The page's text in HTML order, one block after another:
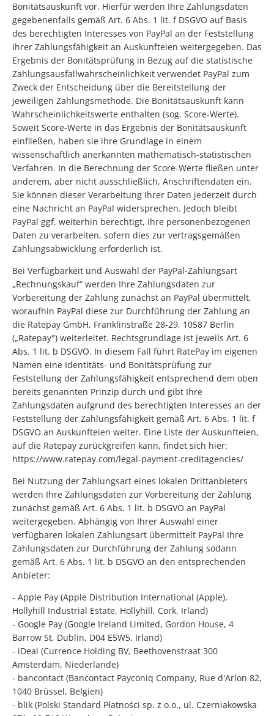
Bonitätsauskunft vor. Hierfür werden Ihre Zahlungsdaten
gegebenenfalls gemäß Art. 6 Abs. 1 lit. f DSGVO auf Basis
des berechtigten Interesses von PayPal an der Feststellung
Ihrer Zahlungsfähigkeit an Auskunfteien weitergegeben. Das
Ergebnis der Bonitätsprüfung in Bezug auf die statistische
Zahlungsausfallwahrscheinlichkeit verwendet PayPal zum
Zweck der Entscheidung über die Bereitstellung der
jeweiligen Zahlungsmethode. Die Bonitätsauskunft kann
Wahrscheinlichkeitswerte enthalten (sog. Score-Werte).
Soweit Score-Werte in das Ergebnis der Bonitätsauskunft
einfließen, haben sie ihre Grundlage in einem
wissenschaftlich anerkannten mathematisch-statistischen
Verfahren. In die Berechnung der Score-Werte fließen unter
anderem, aber nicht ausschließlich, Anschriftendaten ein.
Sie können dieser Verarbeitung Ihrer Daten jederzeit durch
eine Nachricht an PayPal widersprechen. Jedoch bleibt
PayPal ggf. weiterhin berechtigt, Ihre personenbezogenen
Daten zu verarbeiten, sofern dies zur vertragsgemäßen
Zahlungsabwicklung erforderlich ist.
Bei Verfügbarkeit und Auswahl der PayPal-Zahlungsart
„Rechnungskauf“ werden Ihre Zahlungsdaten zur
Vorbereitung der Zahlung zunächst an PayPal übermittelt,
woraufhin PayPal diese zur Durchführung der Zahlung an
die Ratepay GmbH, Franklinstraße 28-29, 10587 Berlin
(„Ratepay") weiterleitet. Rechtsgrundlage ist jeweils Art. 6
Abs. 1 lit. b DSGVO. In diesem Fall führt RatePay im eigenen
Namen eine Identitäts- und Bonitätsprüfung zur
Feststellung der Zahlungsfähigkeit entsprechend dem oben
bereits genannten Prinzip durch und gibt Ihre
Zahlungsdaten aufgrund des berechtigten Interesses an der
Feststellung der Zahlungsfähigkeit gemäß Art. 6 Abs. 1 lit. f
DSGVO an Auskunfteien weiter. Eine Liste der Auskunfteien,
auf die Ratepay zurückgreifen kann, findet sich hier:
https://www.ratepay.com/legal-payment-creditagencies/
Bei Nutzung der Zahlungsart eines lokalen Drittanbieters
werden Ihre Zahlungsdaten zur Vorbereitung der Zahlung
zunächst gemäß Art. 6 Abs. 1 lit. b DSGVO an PayPal
weitergegeben. Abhängig von Ihrer Auswahl einer
verfügbaren lokalen Zahlungsart übermittelt PayPal Ihre
Zahlungsdaten zur Durchführung der Zahlung sodann
gemäß Art. 6 Abs. 1 lit. b DSGVO an den entsprechenden
Anbieter:
- Apple Pay (Apple Distribution International (Apple),
Hollyhill Industrial Estate, Hollyhill, Cork, Irland)
- Google Pay (Google Ireland Limited, Gordon House, 4
Barrow St, Dublin, D04 E5W5, Irland)
- iDeal (Currence Holding BV, Beethovenstraat 300
Amsterdam, Niederlande)
- bancontact (Bancontact Payconiq Company, Rue d'Arlon 82,
1040 Brüssel, Belgien)
- blik (Polski Standard Płatności sp. z o.o., ul. Czerniakowska